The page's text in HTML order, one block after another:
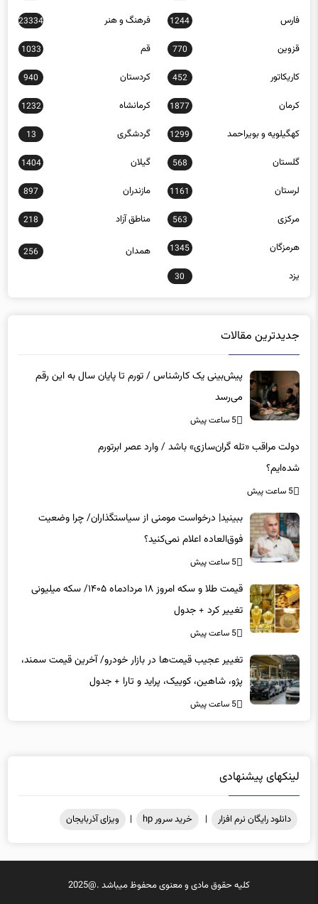
فارس 1244 فرهنگ و هنر 23334
قزوین 770 قم 1033
کاریکاتور 452 کردستان 940
کرمان 1877 کرمانشاه 1232
کهگیلویه و بویراحمد 1299 گردشگری 13
گلستان 568 گیلان 1404
لرستان 1161 مازندران 897
مرکزی 563 مناطق آزاد 218
هرمزگان 1345 همدان 256
یزد 30
جدیدترین مقالات
پیش‌بینی یک کارشناس / تورم تا پایان سال به این رقم
می‌رسد
5 ساعت پیش
دولت مراقب «تله گران‌سازی» باشد / وارد عصر ابرتورم
شده‌ایم؟
5 ساعت پیش
ببینید| درخواست مومنی از سیاستگذاران/ چرا وضعیت
فوق‌العاده اعلام نمی‌کنید؟
5 ساعت پیش
قیمت طلا و سکه امروز ۱۸ مردادماه ۱۴۰۵/ سکه میلیونی
تغییر کرد + جدول
5 ساعت پیش
تغییر عجیب قیمت‌ها در بازار خودرو/ آخرین قیمت سمند،
پژو، شاهین، کوییک، پراید و تارا + جدول
5 ساعت پیش
لینکهای پیشنهادی
دانلود رایگان نرم افزار | خرید سرور hp | ویزای آذربایجان
کلیه حقوق مادی و معنوی محفوظ میباشد .@2025